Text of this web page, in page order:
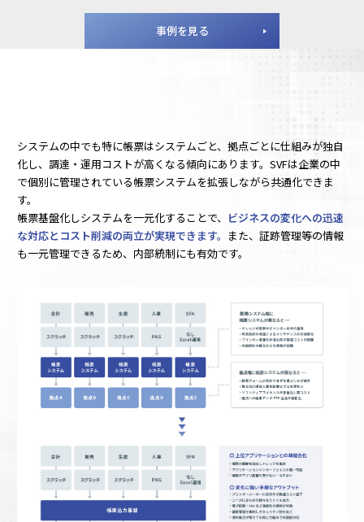
事例を見る
システムの中でも特に帳票はシステムごと、拠点ごとに仕組みが独自
化し、調達・運用コストが高くなる傾向にあります。SVFは企業の中
で個別に管理されている帳票システムを拡張しながら共通化できま
す。
帳票基盤化しシステムを一元化することで、 ビジネスの変化への迅速
な対応とコスト削減の両立が実現できます。 また、証跡管理等の情報
も一元管理できるため、内部統制にも有効です。